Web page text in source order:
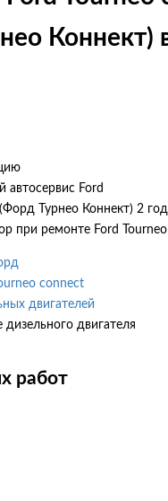
Коннект)
автосервис Ford
Турнео Коннект) 2
при ремонте Ford
connect
двигателей
двигателя
работ